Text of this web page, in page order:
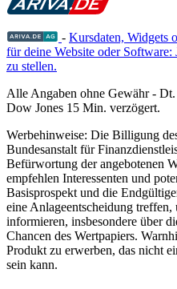
- Kursdaten, Widgets
für deine Website oder
zu stellen.
Alle Angaben ohne Gewähr -
Dow Jones 15 Min. verzögert.
Werbehinweise: Die Billigung
Bundesanstalt für
Befürwortung der angebotenen
empfehlen Interessenten und
Basisprospekt und die
eine Anlageentscheidung
informieren, insbesondere über
Chancen des Wertpapiers.
Produkt zu erwerben, das nicht
sein kann.